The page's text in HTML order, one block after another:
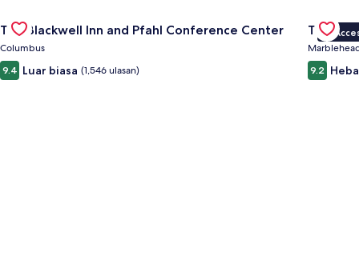
RM 776
RM 469
Gallery
Carousel
The Blackwell Inn and Pfahl Conference Center
Columbus
9.4 Luar biasa (1,546 ulasan)
Gallery
VIP
The
9.2